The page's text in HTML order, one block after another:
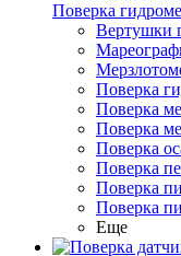
Поверка
Вертушки
Поверка
Поверка
Поверка
Поверка
Поверка
Поверка
Поверка
Еще